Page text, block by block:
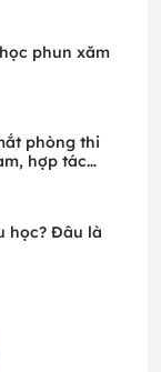
phun xăm
phòng thi
hợp tác
học? Đâu là